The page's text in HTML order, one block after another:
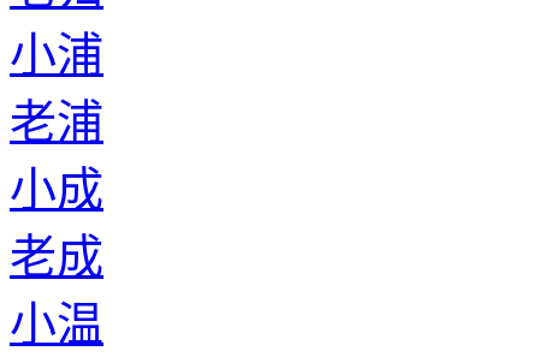
小浦
老浦
小成
老成
小温